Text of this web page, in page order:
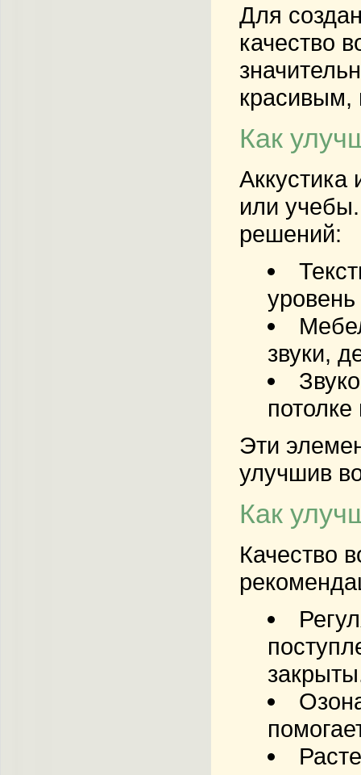
Для
качество
красивым,
Как
Аккустика
или
решений:
звуки,
Эти
улучшив
Как
Качество